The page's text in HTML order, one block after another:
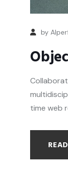
by
time web